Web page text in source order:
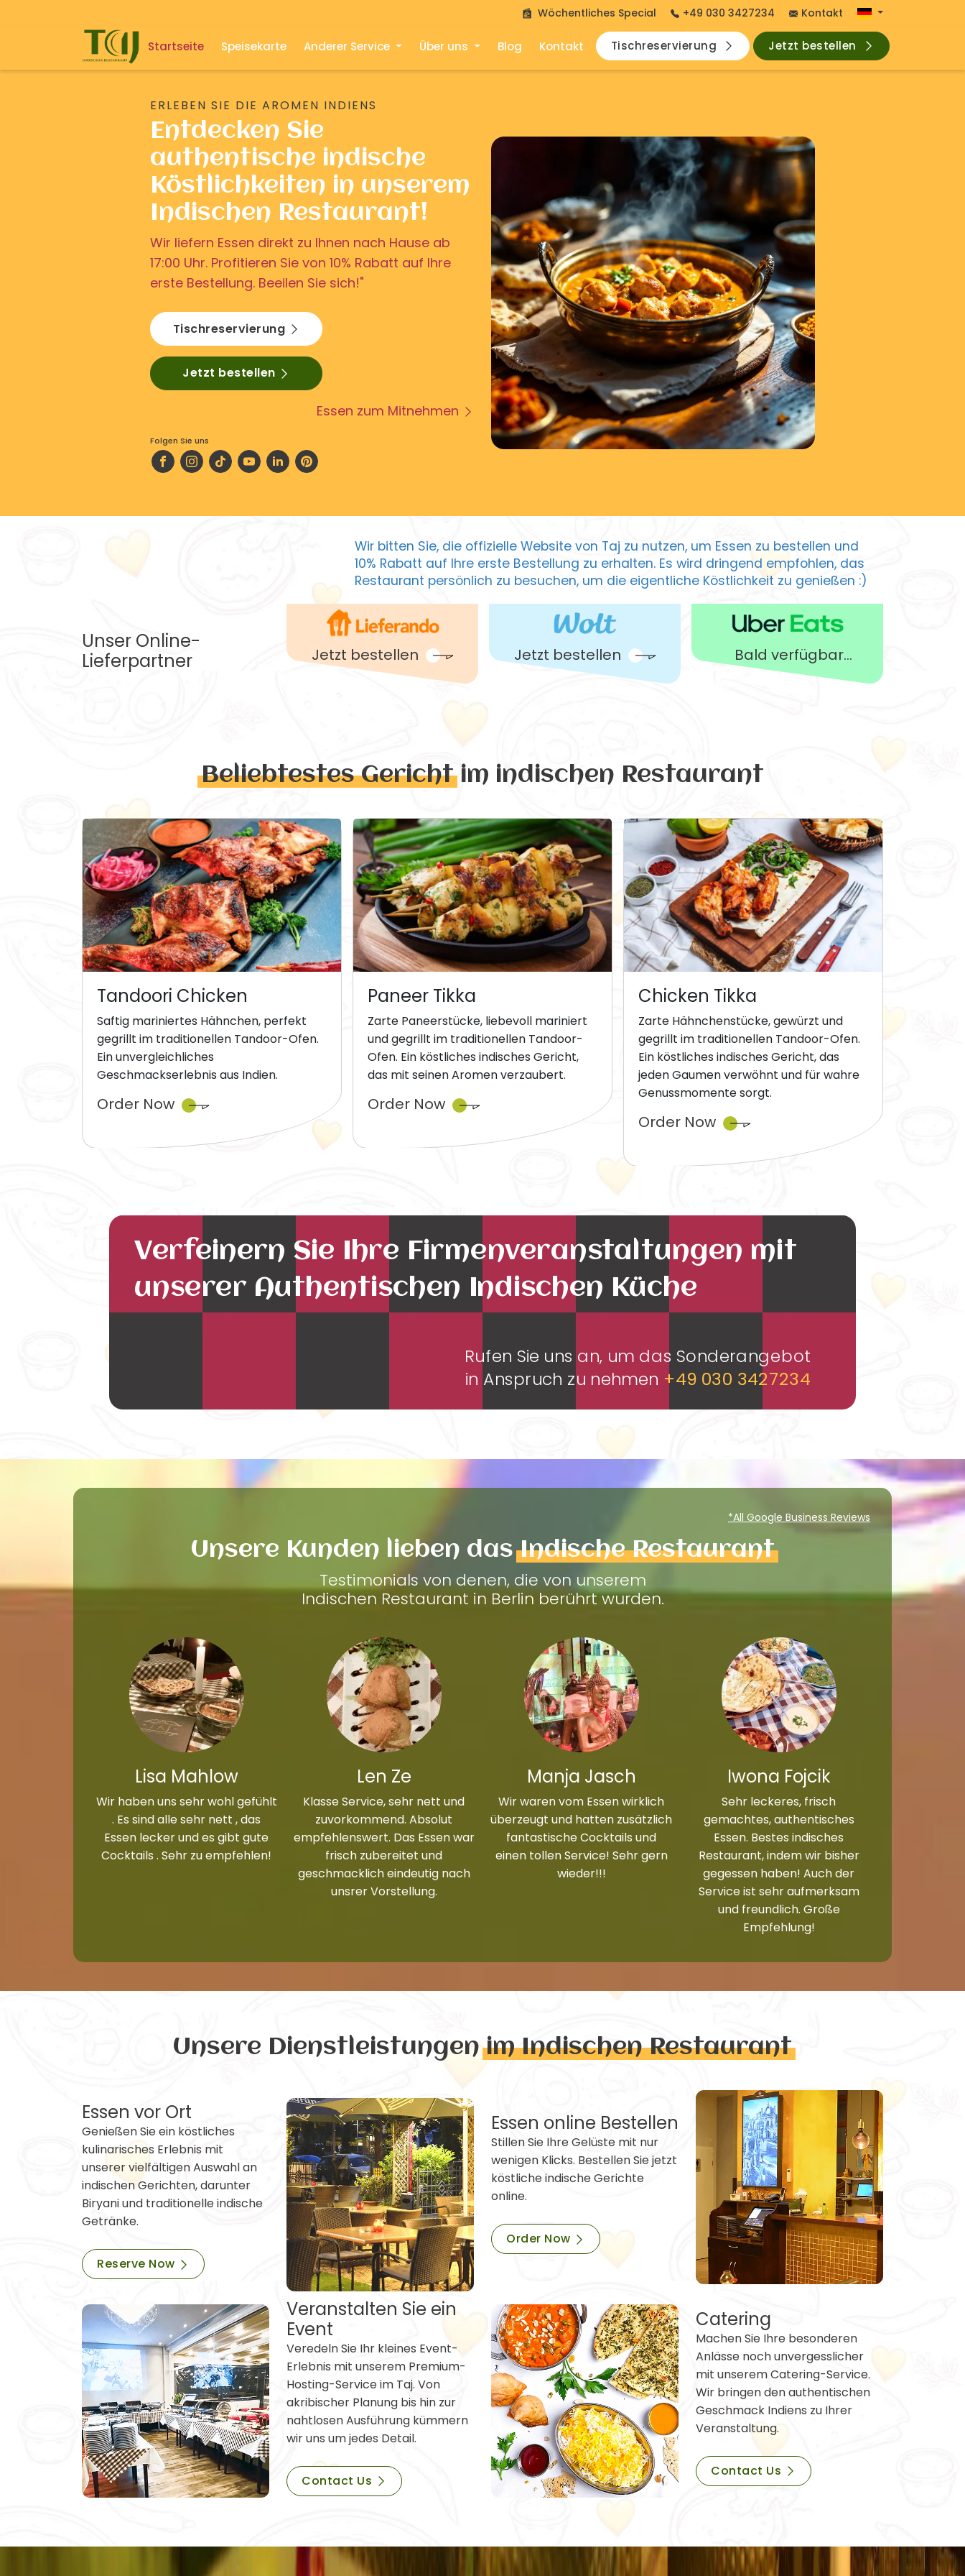
Wöchentliches Special +49 030 3427234 Kontakt
Startseite Speisekarte Anderer Service Über uns Blog Kontakt Tischreservierung Jetzt bestellen
ERLEBEN SIE DIE AROMEN INDIENS
Entdecken Sie
authentische indische
Köstlichkeiten in unserem
Indischen Restaurant!
Wir liefern Essen direkt zu Ihnen nach Hause ab
17:00 Uhr. Profitieren Sie von 10% Rabatt auf Ihre
erste Bestellung. Beeilen Sie sich!"
Tischreservierung
Jetzt bestellen
Essen zum Mitnehmen
Folgen Sie uns
Wir bitten Sie, die offizielle Website von Taj zu nutzen, um Essen zu bestellen und
10% Rabatt auf Ihre erste Bestellung zu erhalten. Es wird dringend empfohlen, das
Restaurant persönlich zu besuchen, um die eigentliche Köstlichkeit zu genießen :)
Unser Online-
Lieferpartner
Jetzt bestellen Jetzt bestellen Bald verfügbar...
Beliebtestes Gerichtim indischen Restaurant
Tandoori Chicken
Saftig mariniertes Hähnchen, perfekt
gegrillt im traditionellen Tandoor-Ofen.
Ein unvergleichliches
Geschmackserlebnis aus Indien.
Order Now
Paneer Tikka
Zarte Paneerstücke, liebevoll mariniert
und gegrillt im traditionellen Tandoor-
Ofen. Ein köstliches indisches Gericht,
das mit seinen Aromen verzaubert.
Order Now
Chicken Tikka
Zarte Hähnchenstücke, gewürzt und
gegrillt im traditionellen Tandoor-Ofen.
Ein köstliches indisches Gericht, das
jeden Gaumen verwöhnt und für wahre
Genussmomente sorgt.
Order Now
Verfeinern Sie Ihre Firmenveranstaltungen mit
unserer Authentischen Indischen Küche
Rufen Sie uns an, um das Sonderangebot
in Anspruch zu nehmen +49 030 3427234
*All Google Business Reviews
Unsere Kunden lieben dasIndische Restaurant
Testimonials von denen, die von unserem
Indischen Restaurant in Berlin berührt wurden.
Lisa Mahlow
Wir haben uns sehr wohl gefühlt
. Es sind alle sehr nett , das
Essen lecker und es gibt gute
Cocktails . Sehr zu empfehlen!
Len Ze
Klasse Service, sehr nett und
zuvorkommend. Absolut
empfehlenswert. Das Essen war
frisch zubereitet und
geschmacklich eindeutig nach
unsrer Vorstellung.
Manja Jasch
Wir waren vom Essen wirklich
überzeugt und hatten zusätzlich
fantastische Cocktails und
einen tollen Service! Sehr gern
wieder!!!
Iwona Fojcik
Sehr leckeres, frisch
gemachtes, authentisches
Essen. Bestes indisches
Restaurant, indem wir bisher
gegessen haben! Auch der
Service ist sehr aufmerksam
und freundlich. Große
Empfehlung!
Unsere Dienstleistungenim Indischen Restaurant
Essen vor Ort
Genießen Sie ein köstliches
kulinarisches Erlebnis mit
unserer vielfältigen Auswahl an
indischen Gerichten, darunter
Biryani und traditionelle indische
Getränke.
Reserve Now
Essen online Bestellen
Stillen Sie Ihre Gelüste mit nur
wenigen Klicks. Bestellen Sie jetzt
köstliche indische Gerichte
online.
Order Now
Veranstalten Sie ein
Event
Veredeln Sie Ihr kleines Event-
Erlebnis mit unserem Premium-
Hosting-Service im Taj. Von
akribischer Planung bis hin zur
nahtlosen Ausführung kümmern
wir uns um jedes Detail.
Contact Us
Catering
Machen Sie Ihre besonderen
Anlässe noch unvergesslicher
mit unserem Catering-Service.
Wir bringen den authentischen
Geschmack Indiens zu Ihrer
Veranstaltung.
Contact Us